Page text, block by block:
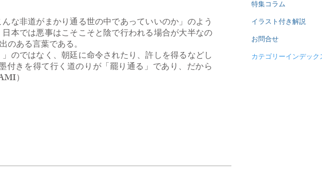
な非道がまかり通る世の中であっていいのか」のよう
本では悪事はこそこそと陰で行われる場合が大半なの
ある言葉である。
のではなく、朝廷に命令されたり、許しを得るなどし
きを得て行く道のりが「罷り通る」であり、だから
）
特集コラム
イラスト付き解説
お問合せ
カテゴリーインデック